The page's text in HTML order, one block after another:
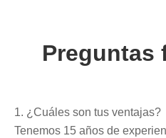
Preguntas
1. ¿Cuáles son tus ventajas?
Tenemos 15 años de